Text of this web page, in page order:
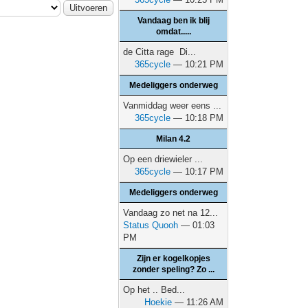
Vandaag ben ik blij
omdat.....
de Citta rage Di...
365cycle — 10:21 PM
Medeliggers onderweg
Vanmiddag weer eens ...
365cycle — 10:18 PM
Milan 4.2
Op een driewieler ...
365cycle — 10:17 PM
Medeliggers onderweg
Vandaag zo net na 12...
Status Quooh — 01:03
PM
Zijn er kogelkopjes
zonder speling? Zo ...
Op het .. Bed...
Hoekie — 11:26 AM